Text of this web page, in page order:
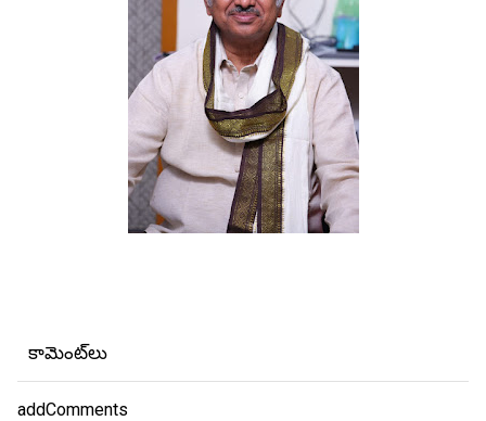
కామెంట్‌లు
addComments